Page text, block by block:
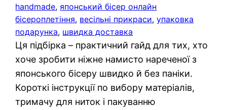
handmade, японський бісер онлайн
бісероплетіння, весільні прикраси, упаковка
подарунка, швидка доставка
Ця підбірка – практичний гайд для тих, хто
хоче зробити ніжне намисто нареченої з
японського бісеру швидко й без паніки.
Короткі інструкції по вибору матеріалів,
тримачу для ниток і пакуванню